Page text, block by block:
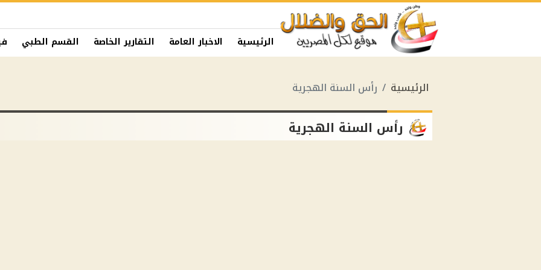
الرئيسية الاخبار العامة التقارير الخاصة القسم الطبي
الرئيسية رأس السنة الهجرية
رأس السنة الهجرية